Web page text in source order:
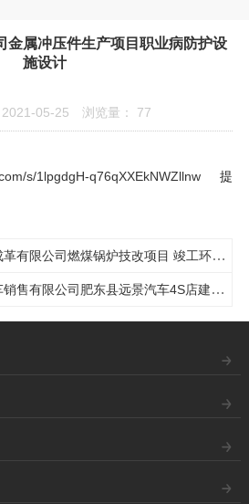
金属冲压件生产项目职业病防护设
施设计
05-25 浏览量： 77
s/1lpgdgH-q76qXXEkNWZllnw 提
上一篇：安徽银泰合成革有限公司燃煤锅炉技改项目 竣工环境保护验收报告公开
下一篇：合肥同庆汽车销售有限公司肥东县远景汽车4S店建设项目职业病防护设施设计